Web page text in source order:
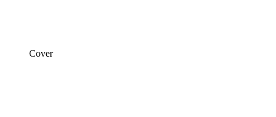
Cover